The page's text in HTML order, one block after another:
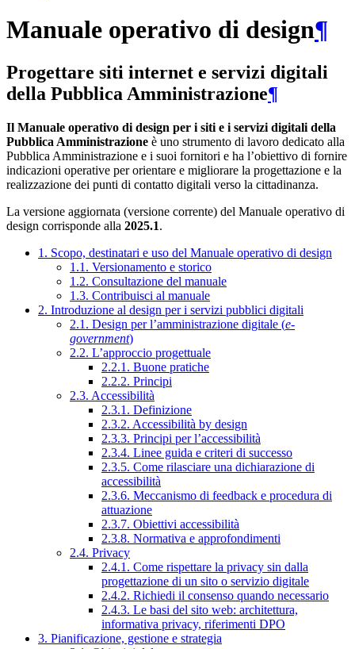
Manuale operativo di design¶
Progettare siti internet e servizi digitali
della Pubblica Amministrazione¶
Il Manuale operativo di design per i siti e i servizi digitali della
Pubblica Amministrazione è uno strumento di lavoro dedicato alla
Pubblica Amministrazione e i suoi fornitori e ha l’obiettivo di fornire
indicazioni operative per orientare e migliorare la progettazione e la
realizzazione dei punti di contatto digitali verso la cittadinanza.
La versione aggiornata (versione corrente) del Manuale operativo di
design corrisponde alla 2025.1.
1. Scopo, destinatari e uso del Manuale operativo di design
1.1. Versionamento e storico
1.2. Consultazione del manuale
1.3. Contribuisci al manuale
2. Introduzione al design per i servizi pubblici digitali
2.1. Design per l’amministrazione digitale (e-
government)
2.2. L’approccio progettuale
2.2.1. Buone pratiche
2.2.2. Principi
2.3. Accessibilità
2.3.1. Definizione
2.3.2. Accessibilità by design
2.3.3. Principi per l’accessibilità
2.3.4. Linee guida e criteri di successo
2.3.5. Come rilasciare una dichiarazione di
accessibilità
2.3.6. Meccanismo di feedback e procedura di
attuazione
2.3.7. Obiettivi accessibilità
2.3.8. Normativa e approfondimenti
2.4. Privacy
2.4.1. Come rispettare la privacy sin dalla
progettazione di un sito o servizio digitale
2.4.2. Richiedi il consenso quando necessario
2.4.3. Le basi del sito web: architettura,
informativa privacy, riferimenti DPO
3. Pianificazione, gestione e strategia